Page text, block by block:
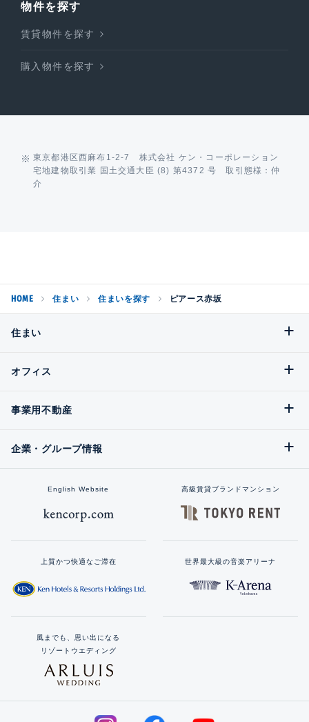
物件を探す
賃貸物件を探す
購入物件を探す
東京都港区西麻布1-2-7 株式会社 ケン・コーポレーション
宅地建物取引業 国土交通大臣 (8) 第4372 号 取引態様：仲
介
HOME 住まい 住まいを探す ピアース赤坂
住まい
オフィス
事業用不動産
企業・グループ情報
English Website 高級賃貸ブランドマンション
上質かつ快適なご滞在 世界最大級の音楽アリーナ
風までも、思い出になる
リゾートウエディング